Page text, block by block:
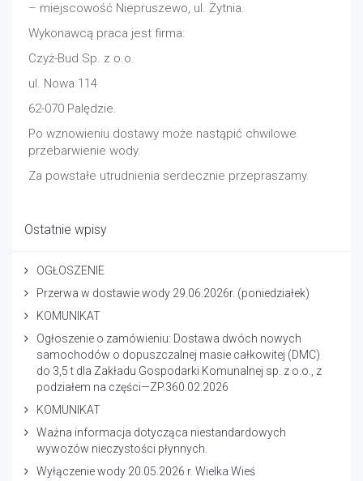
– miejscowość Niepruszewo, ul. Żytnia.
Wykonawcą praca jest firma:
Czyż-Bud Sp. z o.o.
ul. Nowa 114
62-070 Palędzie.
Po wznowieniu dostawy może nastąpić chwilowe
przebarwienie wody.
Za powstałe utrudnienia serdecznie przepraszamy.
Ostatnie wpisy
OGŁOSZENIE
Przerwa w dostawie wody 29.06.2026r. (poniedziałek)
KOMUNIKAT
Ogłoszenie o zamówieniu: Dostawa dwóch nowych
samochodów o dopuszczalnej masie całkowitej (DMC)
do 3,5 t dla Zakładu Gospodarki Komunalnej sp. z o.o., z
podziałem na części—ZP.360.02.2026
KOMUNIKAT
Ważna informacja dotycząca niestandardowych
wywozów nieczystości płynnych.
Wyłączenie wody 20.05.2026 r. Wielka Wieś